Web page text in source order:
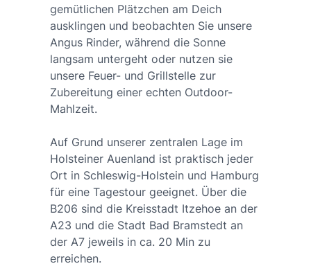
gemütlichen Plätzchen am Deich
ausklingen und beobachten Sie unsere
Angus Rinder, während die Sonne
langsam untergeht oder nutzen sie
unsere Feuer- und Grillstelle zur
Zubereitung einer echten Outdoor-
Mahlzeit.
Auf Grund unserer zentralen Lage im
Holsteiner Auenland ist praktisch jeder
Ort in Schleswig-Holstein und Hamburg
für eine Tagestour geeignet. Über die
B206 sind die Kreisstadt Itzehoe an der
A23 und die Stadt Bad Bramstedt an
der A7 jeweils in ca. 20 Min zu
erreichen.